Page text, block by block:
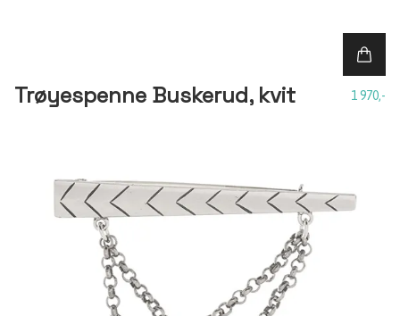
Trøyespenne Buskerud, kvit 1 970,-